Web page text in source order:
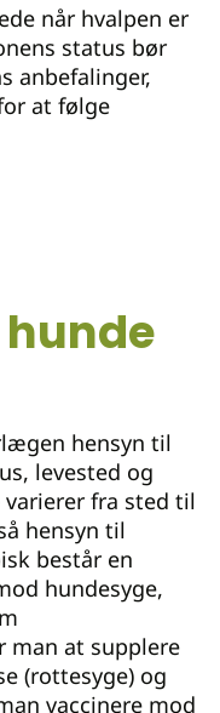
når hvalpen er
status bør
anbefalinger,
at følge
hensyn til
levested og
varierer fra sted til
hensyn til
består en
hundesyge,
man at supplere
(rottesyge) og
vaccinere mod